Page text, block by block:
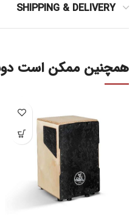
SHIPPING & DELIVERY
همچنین ممکن است